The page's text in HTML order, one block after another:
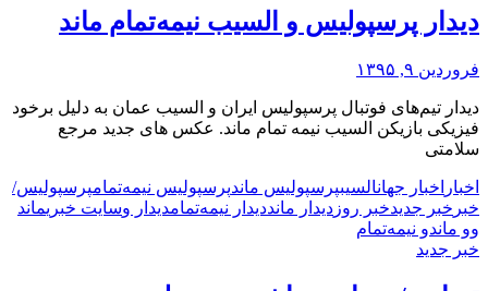
دیدار پرسپولیس و السیب نیمه‌تمام ماند
فروردین ۹, ۱۳۹۵
دیدار تیم‌های فوتبال پرسپولیس ایران و السیب عمان به دلیل برخود
فیزیکی بازیکن السیب نیمه تمام ماند. عکس های جدید مرجع
سلامتی
اخبار اخبار جهانالسیبپرسپولیس ماندپرسپولیس نیمه‌تمامپرسپولیس/
خبر خبر جدیدخبر روز دیدار مانددیدار نیمه‌تمامدیدار وسایت خبریماند
وو ماندو نیمه‌تمام
خبر جدید